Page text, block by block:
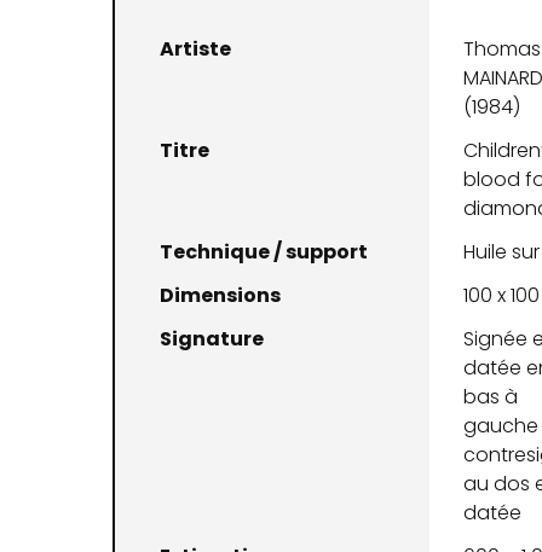
Artiste
Thomas
(1984)
Titre
blood
Technique / support
Huile
Dimensions
100 x
Signature
Signée
datée
bas à
gauche
au dos
datée